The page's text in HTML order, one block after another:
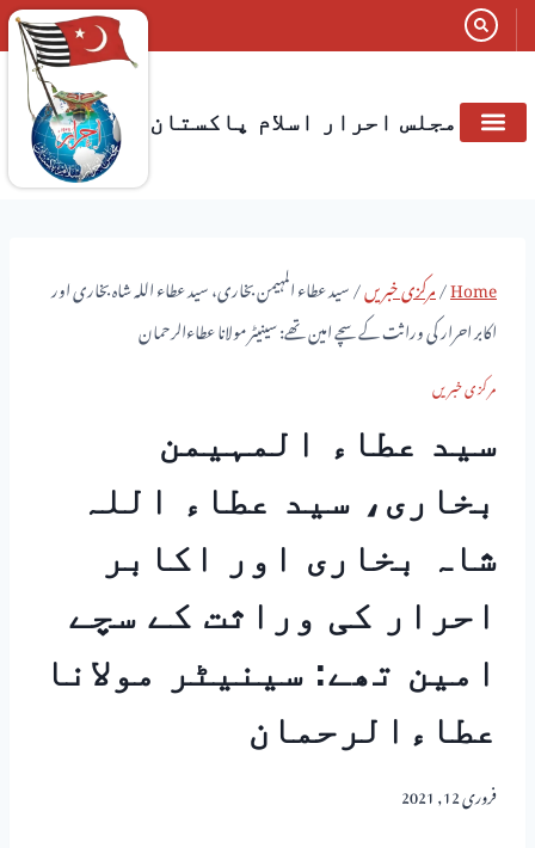
مجلس احرار اسلام پاکستان
Home
/مرکزی خبریں/سید عطاء المہیمن بخاری، سید عطاء اللہ شاہ بخاری اور
اکابر احرار کی وراثت کے سچے امین تھے: سینیٹر مولانا عطاءالرحمان
مرکزی خبریں
سید عطاء المہیمن
بخاری، سید عطاء اللہ
شاہ بخاری اور اکابر
احرار کی وراثت کے سچے
امین تھے: سینیٹر مولانا
عطاءالرحمان
فروری 12, 2021